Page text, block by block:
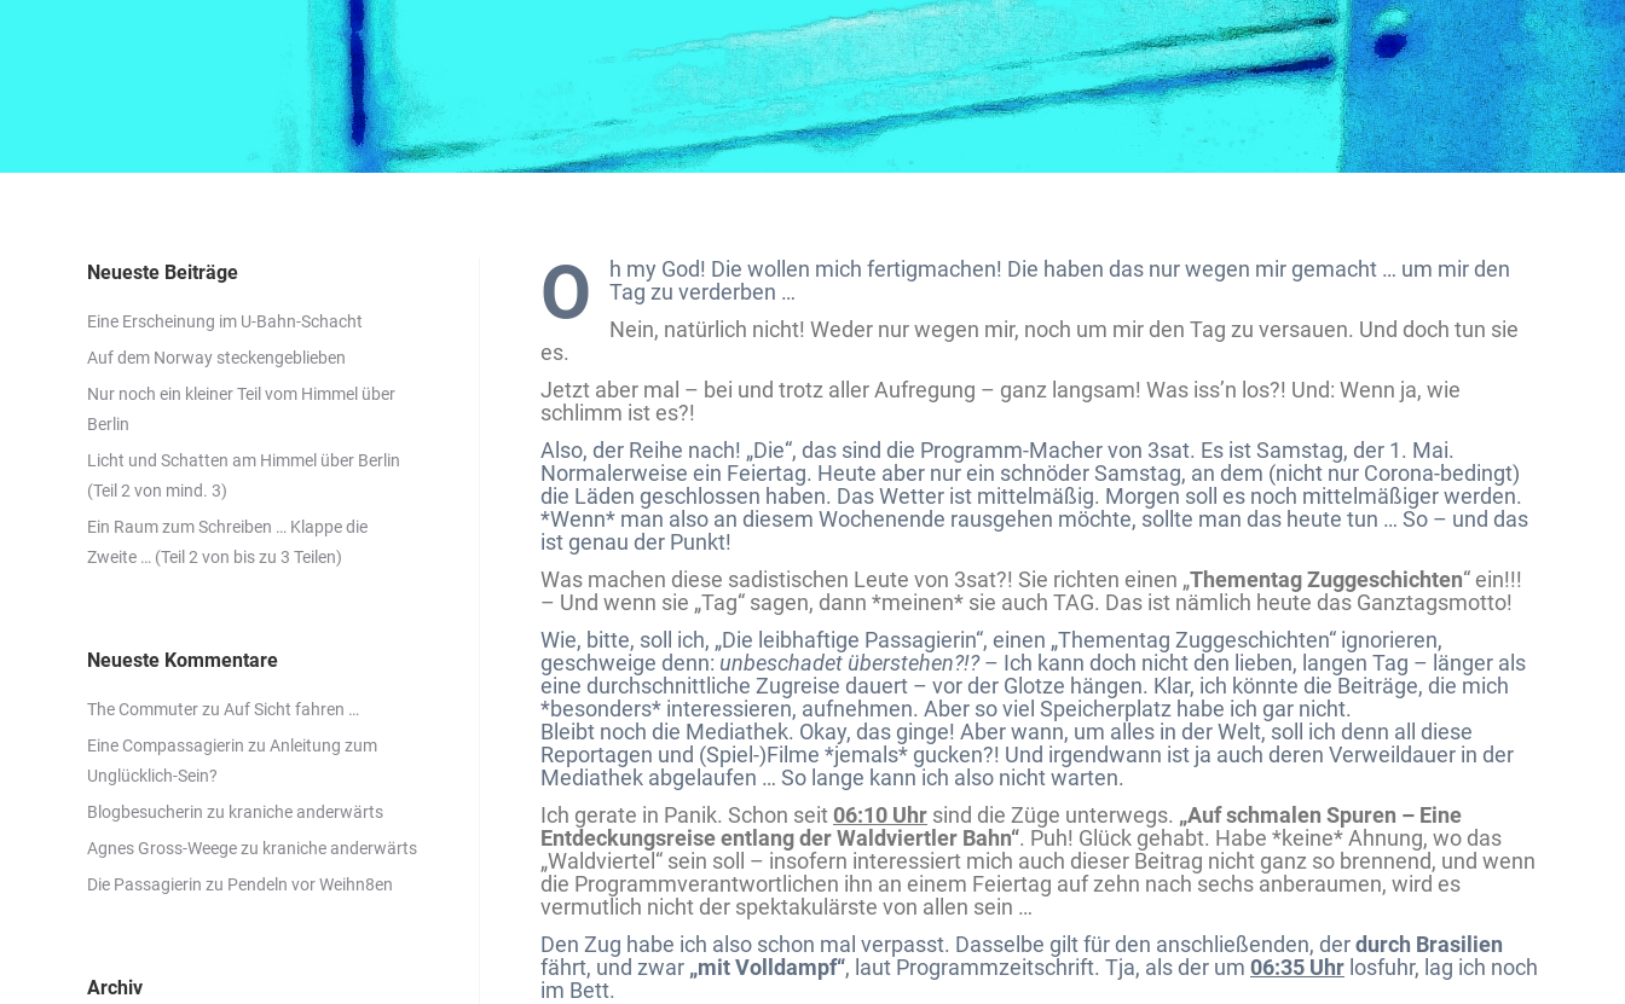
O
h my God! Die wollen mich fertigmachen! Die haben das nur wegen mir gemacht … um mir den
Tag zu verderben …
Nein, natürlich nicht! Weder nur wegen mir, noch um mir den Tag zu versauen. Und doch tun sie
es.
Jetzt aber mal – bei und trotz aller Aufregung – ganz langsam! Was iss’n los?! Und: Wenn ja, wie
schlimm ist es?!
Also, der Reihe nach! „Die“, das sind die Programm-Macher von 3sat. Es ist Samstag, der 1. Mai.
Normalerweise ein Feiertag. Heute aber nur ein schnöder Samstag, an dem (nicht nur Corona-bedingt)
die Läden geschlossen haben. Das Wetter ist mittelmäßig. Morgen soll es noch mittelmäßiger werden.
*Wenn* man also an diesem Wochenende rausgehen möchte, sollte man das heute tun … So – und das
ist genau der Punkt!
Was machen diese sadistischen Leute von 3sat?! Sie richten einen „Thementag Zuggeschichten“ ein!!!
– Und wenn sie „Tag“ sagen, dann *meinen* sie auch TAG. Das ist nämlich heute das Ganztagsmotto!
Wie, bitte, soll ich, „Die leibhaftige Passagierin“, einen „Thementag Zuggeschichten“ ignorieren,
geschweige denn: unbeschadet überstehen?!?– Ich kann doch nicht den lieben, langen Tag – länger als
eine durchschnittliche Zugreise dauert – vor der Glotze hängen. Klar, ich könnte die Beiträge, die mich
*besonders* interessieren, aufnehmen. Aber so viel Speicherplatz habe ich gar nicht.
Bleibt noch die Mediathek. Okay, das ginge! Aber wann, um alles in der Welt, soll ich denn all diese
Reportagen und (Spiel-)Filme *jemals* gucken?! Und irgendwann ist ja auch deren Verweildauer in der
Mediathek abgelaufen … So lange kann ich also nicht warten.
Ich gerate in Panik. Schon seit06:10 Uhr sind die Züge unterwegs. „Auf schmalen Spuren – Eine
Entdeckungsreise entlang der Waldviertler Bahn“. Puh! Glück gehabt. Habe *keine* Ahnung, wo das
„Waldviertel“ sein soll – insofern interessiert mich auch dieser Beitrag nicht ganz so brennend, und wenn
die Programmverantwortlichen ihn an einem Feiertag auf zehn nach sechs anberaumen, wird es
vermutlich nicht der spektakulärste von allen sein …
Den Zug habe ich also schon mal verpasst. Dasselbe gilt für den anschließenden, derdurch Brasilien
fährt, und zwar „mit Volldampf“, laut Programmzeitschrift. Tja, als der um 06:35 Uhr losfuhr, lag ich noch
im Bett.
Neueste Beiträge
Eine Erscheinung im U-Bahn-Schacht
Auf dem Norway steckengeblieben
Nur noch ein kleiner Teil vom Himmel über
Berlin
Licht und Schatten am Himmel über Berlin
(Teil 2 von mind. 3)
Ein Raum zum Schreiben … Klappe die
Zweite … (Teil 2 von bis zu 3 Teilen)
Neueste Kommentare
The Commuterzu Auf Sicht fahren …
Eine Compassagierin zu Anleitung zum
Unglücklich-Sein?
Blogbesucherin zu kraniche anderwärts
Agnes Gross-Weegezu kraniche anderwärts
Die Passagierin zu Pendeln vor Weihn8en
Archiv